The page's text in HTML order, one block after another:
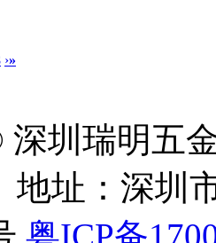
›»
深圳瑞明五
地址：深圳